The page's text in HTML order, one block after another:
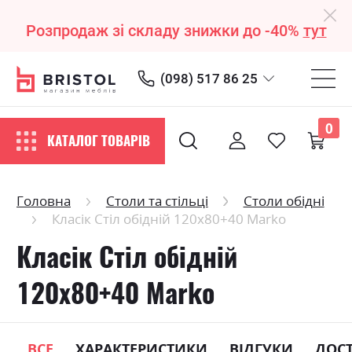
Розпродаж зі складу знижки до -40% тут
(098) 517 86 25
КАТАЛОГ ТОВАРІВ
0
Головна Столи та стільці
Столи обідні
Класік Стіл обідній 120х80+40 Marko
Класік Стіл обідній
120х80+40 Marko